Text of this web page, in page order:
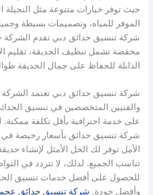
حيث توفر خيارات متنوعة مثل النجيلة
الموفر للمياه، وتصميمات بسيطة
شركة تنسيق حدائق دبي تقدم الشركة
مخفضة تشمل تنظيف الحديقة، تقليم
الذابلة للحفاظ على جمال الحديقة
شركة تنسيق حدائق دبي تعتمد
والفنيين المتخصصين في تنسيق
على خدمة احترافية بأقل تكلفة
شركة تنسيق حدائق بأسعار رخيصة
الأمل توفر لك الحل الأمثل لإنشاء
تناسب الجميع. لذلك، لا تتردد في
للحصول على أفضل خدمات تنسيق
وأفضل جودة. شركة تنسيق حدائق